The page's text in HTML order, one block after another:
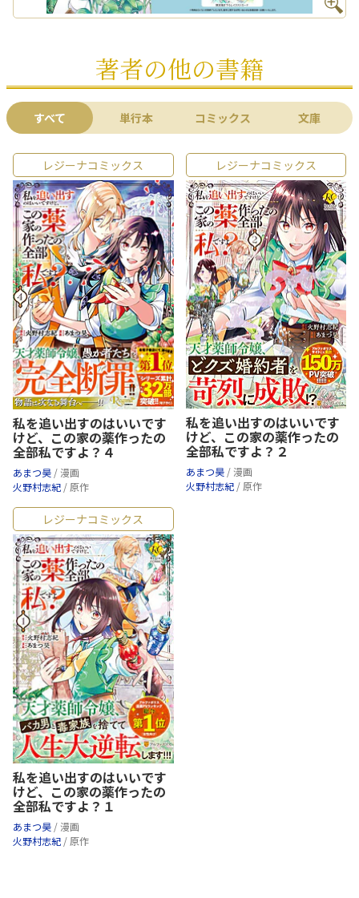
著者の他の書籍
すべて 単行本 コミックス 文庫
レジーナコミックス
私を追い出すのはいいです
けど、この家の薬作ったの
全部私ですよ？４
あまつ昊 / 漫画
火野村志紀 / 原作
レジーナコミックス
私を追い出すのはいいです
けど、この家の薬作ったの
全部私ですよ？２
あまつ昊 / 漫画
火野村志紀 / 原作
レジーナコミックス
私を追い出すのはいいです
けど、この家の薬作ったの
全部私ですよ？１
あまつ昊 / 漫画
火野村志紀 / 原作